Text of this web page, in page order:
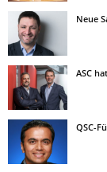
Neue
ASC
QSC-